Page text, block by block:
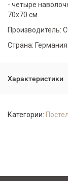
- четыре
70х70 см.
Производитель:
Страна: Германия
Характеристики
Категории: